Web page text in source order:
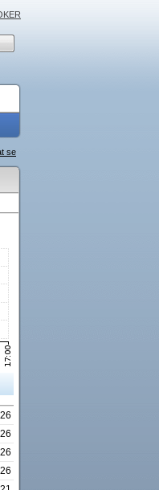
se